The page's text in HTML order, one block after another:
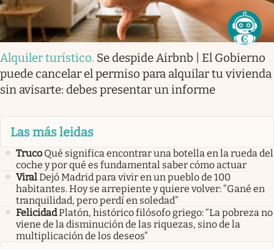
Alquiler turístico. Se despide Airbnb | El Gobierno
puede cancelar el permiso para alquilar tu vivienda
sin avisarte: debes presentar un informe
Las más leidas
Truco Qué significa encontrar una botella en la rueda del
coche y por qué es fundamental saber cómo actuar
ViralDejó Madrid para vivir en un pueblo de 100
habitantes. Hoy se arrepiente y quiere volver: “Gané en
tranquilidad, pero perdí en soledad”
FelicidadPlatón, histórico filósofo griego: “La pobreza no
viene de la disminución de las riquezas, sino de la
multiplicación de los deseos”